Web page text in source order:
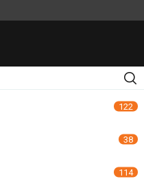
122
38
114